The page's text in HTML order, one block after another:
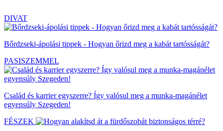
DIVAT
Bőrdzseki-ápolási tippek - Hogyan őrizd meg a kabát tartósságát?
PASISZEMMEL
Család és karrier egyszerre? Így valósul meg a munka-magánélet
egyensúly Szegeden!
FÉSZEK